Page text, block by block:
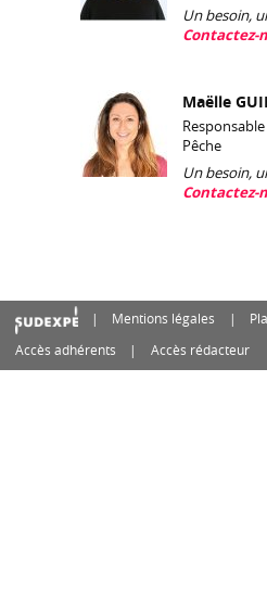
Un besoin,
Contactez-
Maëlle
Pêche
Un besoin,
Contactez-
Mentions légales
Accès adhérents
Accès rédacteur